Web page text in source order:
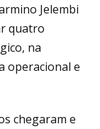
Jelembi
quatro
na
operacional e
chegaram e